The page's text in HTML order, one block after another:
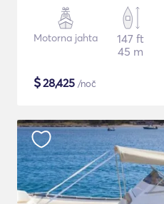
Motorna jahta
147 ft
45 m
$28,425 /noč